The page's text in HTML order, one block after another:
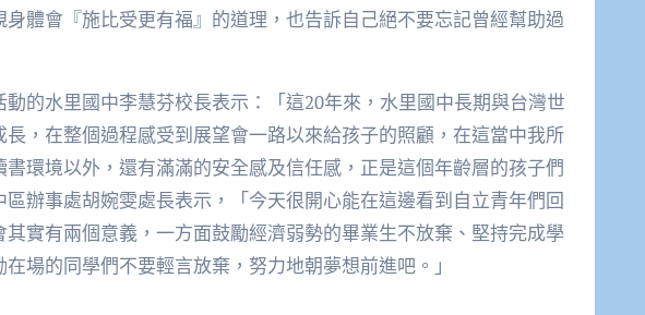
體會『施比受更有福』的道理，也告訴自己絕不要忘記曾經幫助過
的水里國中李慧芬校長表示：「這20年來，水里國中長期與台灣世
，在整個過程感受到展望會一路以來給孩子的照顧，在這當中我所
環境以外，還有滿滿的安全感及信任感，正是這個年齡層的孩子們
辦事處胡婉雯處長表示，「今天很開心能在這邊看到自立青年們回
實有兩個意義，一方面鼓勵經濟弱勢的畢業生不放棄、堅持完成學
場的同學們不要輕言放棄，努力地朝夢想前進吧 。 」